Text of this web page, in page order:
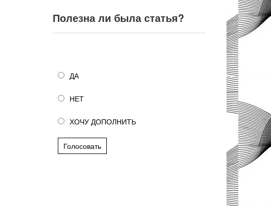
Полезна ли была статья?
ДА
НЕТ
ХОЧУ ДОПОЛНИТЬ
Голосовать